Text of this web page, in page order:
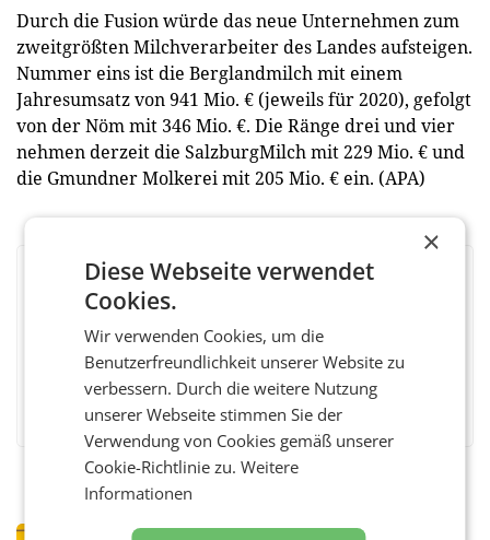
Durch die Fusion würde das neue Unternehmen zum
zweitgrößten Milchverarbeiter des Landes aufsteigen.
Nummer eins ist die Berglandmilch mit einem
Jahresumsatz von 941 Mio. € (jeweils für 2020), gefolgt
von der Nöm mit 346 Mio. €. Die Ränge drei und vier
nehmen derzeit die SalzburgMilch mit 229 Mio. € und
die Gmundner Molkerei mit 205 Mio. € ein. (APA)
BEWERTEN SIE DIESEN ARTIKEL
FacebookTwitterMessengerWhatsAppLinkedInXING Teilen
×
Diese Webseite verwendet
Cookies.
Wir verwenden Cookies, um die
Benutzerfreundlichkeit unserer Website zu
verbessern. Durch die weitere Nutzung
unserer Webseite stimmen Sie der
Verwendung von Cookies gemäß unserer
Cookie-Richtlinie zu.Weitere
Informationen